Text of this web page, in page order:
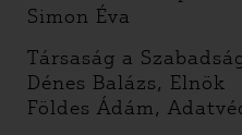
Simon Éva
Társaság a
Dénes Balázs, Elnök
Földes Ádám,